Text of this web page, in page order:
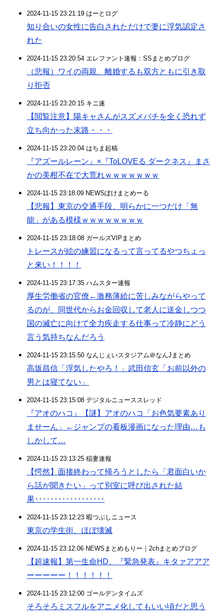
2024-11-15 23:21:19 はーとログ
知り合いの女性に告白されただけで妻に浮気認定さ
れた
2024-11-15 23:20:54 エレファント速報：SSまとめブログ
（悲報）ワイの両親、離婚するも双方ともに引き取
り拒否
2024-11-15 23:20:15 キニ速
【閲覧注意】陽キャさんがスズメバチを全く恐れず
立ち向かった末路・・・
2024-11-15 23:20:04 はちま起稿
『アズールレーン』×『ToLOVEる ダークネス』まさ
かの美柑不在で大荒れｗｗｗｗｗｗｗ
2024-11-15 23:18:09 NEWSぽけまとめーる
【悲報】東京の交通手段、明らかに一つだけ「無
能」がある模様ｗｗｗｗｗｗｗｗ
2024-11-15 23:18:08 ガールズVIPまとめ
トレースが絵の練習になるって言ってるやつちょっ
と来い！！！！
2024-11-15 23:17:35 ハムスター速報
厚生労働省の官僚←激務薄給に苦しみながらやって
るのが、同世代からお金回収して老人に送金しつつ
国の滅亡に向けて全力疾走する仕事って冷静にどう
言う気持ちなんだろう
2024-11-15 23:15:50 なんじぇいスタジアム＠なんJまとめ
高坂昌信「浮気したやろ！」武田信玄「お前以外の
男とは寝てない」
2024-11-15 23:15:08 デジタルニューススレッド
『アオのハコ』【謎】アオのハコ「お色気要素あり
ませーん」←ジャンプの看板漫画になった理由…も
しかして…
2024-11-15 23:13:25 稲妻速報
【愕然】面接終わって帰ろうとしたら「君面白いか
ら話が聞きたい」って別室に呼び出された結
果･･････････････････
2024-11-15 23:12:23 暇つぶしニュース
東京の学生街、ほぼ壊滅
2024-11-15 23:12:06 NEWSまとめもりー｜2chまとめブログ
【超速報】第一生命HD、『緊急発表』キタァアアア
ーーーーー！！！！！！
2024-11-15 23:12:00 ゴールデンタイムズ
そろそろミスフルをアニメ化してもいい頃だと思う